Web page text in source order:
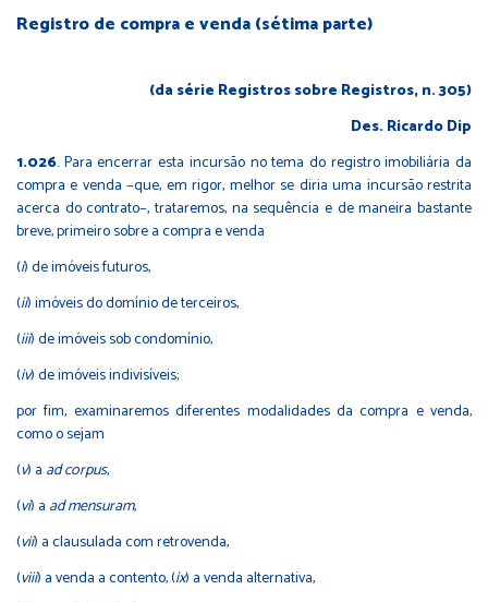
Registro de compra e venda (sétima parte)
(da série Registros sobre Registros, n. 305)
Des. Ricardo Dip
1.026. Para encerrar esta incursão no tema do registro imobiliária da
compra e venda −que, em rigor, melhor se diria uma incursão restrita
acerca do contrato−, trataremos, na sequência e de maneira bastante
breve, primeiro sobre a compra e venda
(i) de imóveis futuros,
(ii) imóveis do domínio de terceiros,
(iii) de imóveis sob condomínio,
(iv) de imóveis indivisíveis;
por fim, examinaremos diferentes modalidades da compra e venda,
como o sejam
(v) a ad corpus,
(vi) a ad mensuram,
(vii) a clausulada com retrovenda,
(viii) a venda a contento, (ix) a venda alternativa,